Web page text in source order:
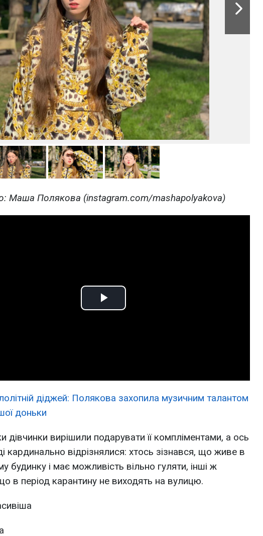
Маша Полякова (instagram.com/mashapolyakova)
Play
діджей: Полякова захопила музичним талантом
доньки
дівчинки вирішили подарувати її компліментами, а ось
кардинально відрізнялися: хтось зізнався, що живе в
будинку і має можливість вільно гуляти, інші ж
в період карантину не виходять на вулицю.